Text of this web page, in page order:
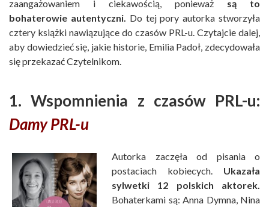
zaangażowaniem i ciekawością, ponieważ są to
bohaterowie autentyczni. Do tej pory autorka stworzyła
cztery książki nawiązujące do czasów PRL-u. Czytajcie dalej,
aby dowiedzieć się, jakie historie, Emilia Padoł, zdecydowała
się przekazać Czytelnikom.
1. Wspomnienia z czasów PRL-u:
Damy PRL-u
Autorka zaczęła od pisania o
postaciach kobiecych. Ukazała
sylwetki 12 polskich aktorek.
Bohaterkami są: Anna Dymna, Nina